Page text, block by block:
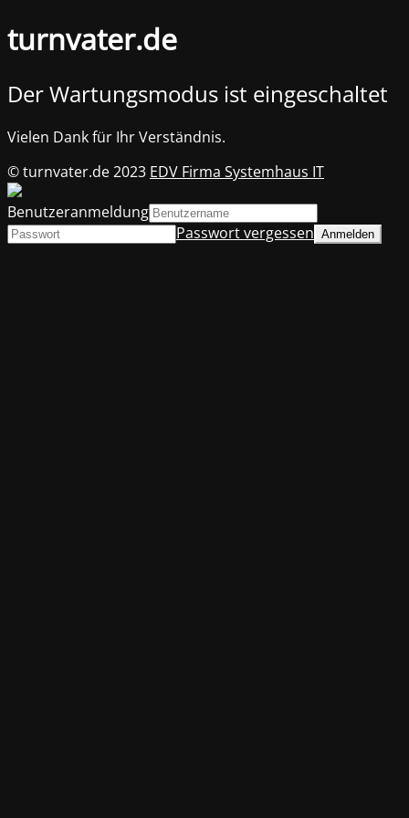
turnvater.de
Der Wartungsmodus ist eingeschaltet
Vielen Dank für Ihr Verständnis.
© turnvater.de 2023 EDV Firma Systemhaus IT
Benutzeranmeldung
Passwort vergessen